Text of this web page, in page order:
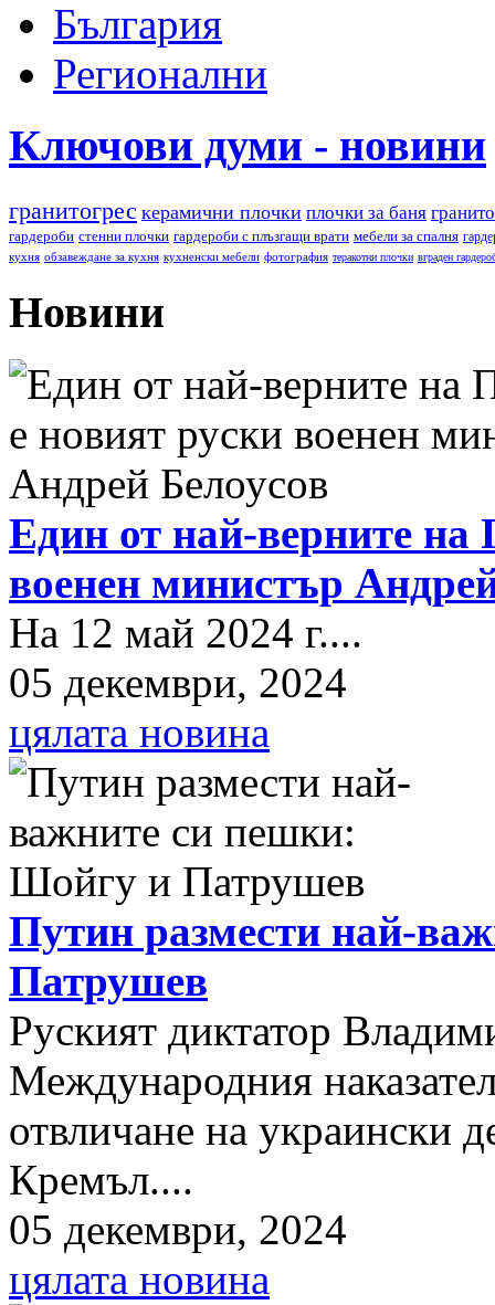
България
Регионални
Ключови думи - новини
гранитогрес керамични плочки плочки за баня
гардероби стенни плочки гардероби с плъзгащи врати мебели за спалня
кухня обзавеждане за кухня кухненски мебели фотография теракотни плочки вграден
Новини
Един от най-верните на
военен министър
На 12 май 2024 г....
05 декември, 2024
цялата новина
Путин размести най-
Патрушев
Руският диктатор
Международния
отвличане на украински
Кремъл....
05 декември, 2024
цялата новина